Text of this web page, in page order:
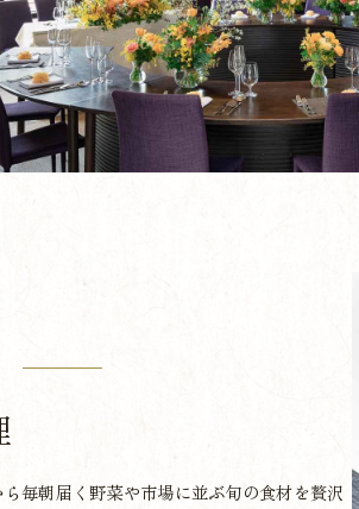
毎朝届く野菜や市場に並ぶ旬の食材を贅沢